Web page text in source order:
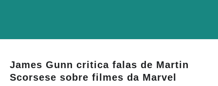
James Gunn critica falas de Martin
Scorsese sobre filmes da Marvel